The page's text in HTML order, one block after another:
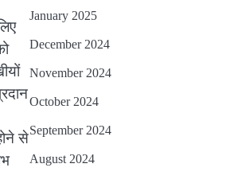
से
January 2025
December 2024
November 2024
October 2024
September 2024
August 2024